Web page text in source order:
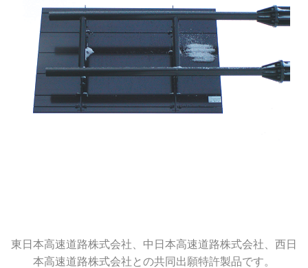
東日本高速道路株式会社、中日本高速道路株式会社、西日
本高速道路株式会社との共同出願特許製品です。